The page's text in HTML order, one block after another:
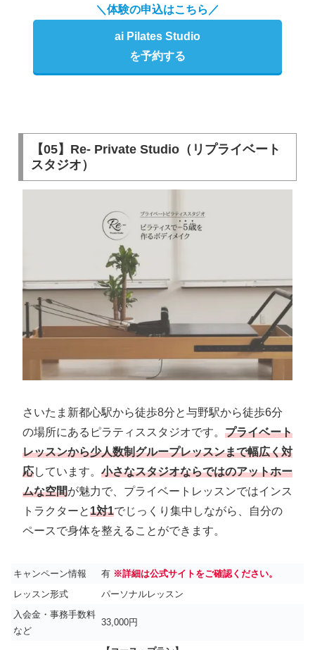
＼体験の申込はこちら／
ai Pilates Studio
を予約する
【05】Re- Private Studio（リプライベート
スタジオ）
さいたま新都心駅から徒歩8分と与野駅から徒歩6分
の場所にあるピラティススタジオです。 プライベート
レッスンから少人数制グループレッスンまで幅広く対
応しています。 小さなスタジオならではのアットホー
ムな空間が魅力で、プライベートレッスンではインス
トラクターと1対1でじっくり集中しながら、自分の
ペースで身体を整えることができます。
キャンペーン情報 有 ※詳細は公式サイトをご確認ください。
レッスン形式
パーソナルレッスン
入会金・事務手数料
など
33,000円